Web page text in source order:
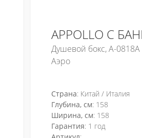
APPOLLO С
Душевой бокс, A-0818A
Аэро
Страна: Китай / Италия
Глубина, см: 158
Ширина, см: 158
Гарантия: 1 год